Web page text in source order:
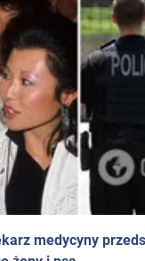
medycyny